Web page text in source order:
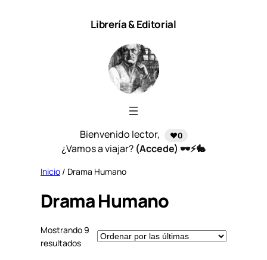
Librería & Editorial
Bienvenido lector, ❤️0
¿Vamos a viajar? (Accede) 🕶️⚡🐇
Inicio / Drama Humano
Drama Humano
Mostrando 9
resultadosS